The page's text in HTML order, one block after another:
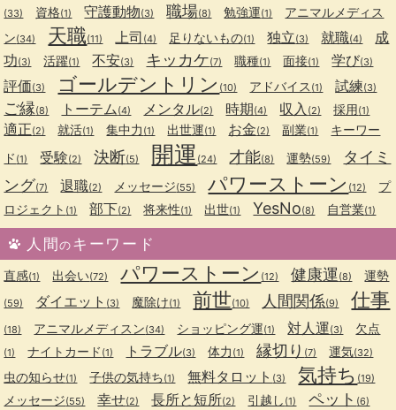
(33) 資格(1) 守護動物(3) 職場(8) 勉強運(1)
アニマルメディス
ン(34) 天職(11) 上司 (4) 足りないもの(1) 独立(3) 就職(4)
成
功(3) 活躍(1) 不安(3) キッカケ(7) 職種(1) 面接(1) 学び(3)
評価(3) ゴールデントリン (10) アドバイス (1) 試練(3)
ご縁(8) トーテム (4) メンタル(2) 時期(4) 収入 (2) 採用(1)
適正(2) 就活(1) 集中力 (1) 出世運(1) お金(2) 副業(1)
キーワー
ド (1) 受験(2) 決断(5) 開運 (24) 才能(8) 運勢(59)
タイミ
ング(7) 退職(2) メッセージ(55) パワーストーン (12)
プ
ロジェクト (1) 部下(2) 将来性(1) 出世(1) YesNo(8) 自営業(1)
人間のキーワード
直感(1) 出会い(72) パワーストーン (12) 健康運(8) 運勢
(59) ダイエット (3) 魔除け(1) 前世(10) 人間関係(9) 仕事
(18) アニマルメディスン(34) ショッピング運(1) 対人運(3) 欠点
(1) ナイトカード (1) トラブル(3) 体力 (1) 縁切り (7) 運気(32)
虫の知らせ(1) 子供の気持ち(1) 無料タロット (3) 気持ち (19)
メッセージ(55) 幸せ(2) 長所と短所(2) 引越し (1) ペット (6)